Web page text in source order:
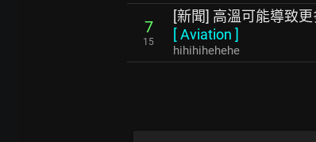
7
15
[新聞] 高溫可能導致
[Aviation ]
hihihihehehe